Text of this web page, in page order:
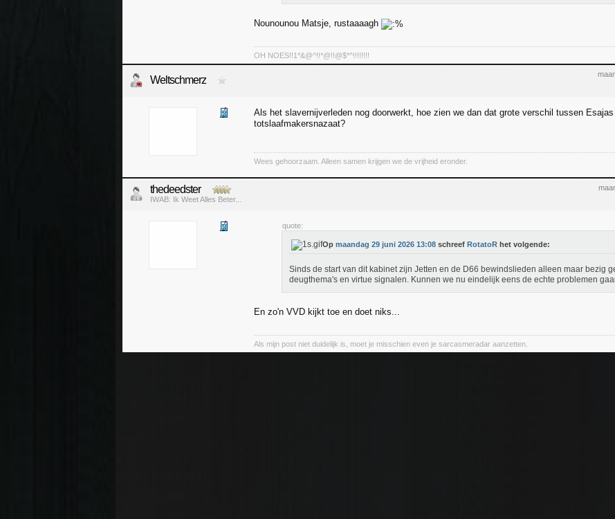
Nounounou Matsje, rustaaaagh
OH NOES!!1*&@^!!*@!!@$*^!!!!!!!!
Weltschmerz
Als het slavernijverleden nog doorwerkt, hoe zien we dan dat grote verschil tussen
totslaafmakersnazaat?
Wees gehoorzaam. Alleen samen krijgen we de vrijheid eronder.
thedeedster
IWAB: Ik Weet Alles Beter...
quote:
Op maandag 29 juni 2026 13:08 schreef RotatoR het volgende:
Sinds de start van dit kabinet zijn Jetten en de D66 bewindslieden alleen maar bezig
deugthema's en virtue signalen. Kunnen we nu eindelijk eens de echte problemen
En zo'n VVD kijkt toe en doet niks...
Als mijn post niet duidelijk is, moet je misschien even je sarcasmeradar aanzetten.